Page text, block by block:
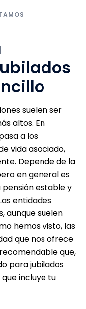
suelen ser
altos. En
a los
vida asociado,
Depende de la
en general es
pensión estable y
entidades
aunque suelen
hemos visto, las
que nos ofrece
que,
para jubilados
incluye tu